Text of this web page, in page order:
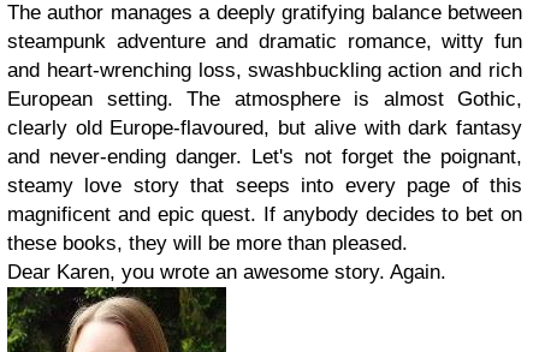
The author manages a deeply gratifying balance between
steampunk adventure and dramatic romance, witty fun
and heart-wrenching loss, swashbuckling action and rich
European setting. The atmosphere is almost Gothic,
clearly old Europe-flavoured, but alive with dark fantasy
and never-ending danger. Let's not forget the poignant,
steamy love story that seeps into every page of this
magnificent and epic quest. If anybody decides to bet on
these books, they will be more than pleased.
Dear Karen, you wrote an awesome story. Again.